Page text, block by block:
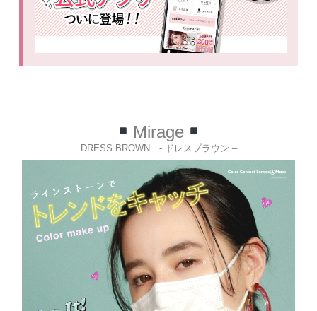
Mirage
DRESS BROWN - ドレスブラウン –